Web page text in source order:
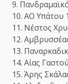
9.
10. ΑΟ Υπάτου
11. Νέστος
12.
13.
14. Αίας
15. Άρης